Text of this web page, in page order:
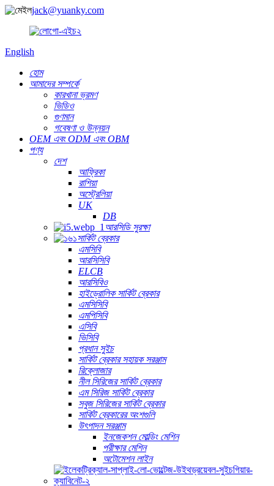
jack@yuanky.com
English
হোম
আমাদের সম্পর্কে
কারখানা ভ্রমণ
ভিডিও
গুণমান
গবেষণা ও উন্নয়ন
OEM এবং ODM এবং OBM
পণ্য
দেশ
আফ্রিকা
রাশিয়া
অস্ট্রেলিয়া
UK
DB
আরসিডি সুরক্ষা
সার্কিট ব্রেকার
এমসিবি
আরসিসিবি
ELCB
আরসিবিও
হাইড্রোলিক সার্কিট ব্রেকার
এমসিসিবি
এমপিসিবি
এসিবি
ভিসিবি
প্রধান সুইচ
সার্কিট ব্রেকার সহায়ক সরঞ্জাম
রিক্লোজার
নীল সিরিজের সার্কিট ব্রেকার
এম সিরিজ সার্কিট ব্রেকার
সবুজ সিরিজের সার্কিট ব্রেকার
সার্কিট ব্রেকারের অংশগুলি
উৎপাদন সরঞ্জাম
ইনজেকশন মোল্ডিং মেশিন
পরীক্ষার মেশিন
অটোমেশন লাইন